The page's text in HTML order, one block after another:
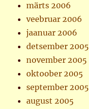
märts 2006
veebruar 2006
jaanuar 2006
detsember 2005
november 2005
oktoober 2005
september 2005
august 2005